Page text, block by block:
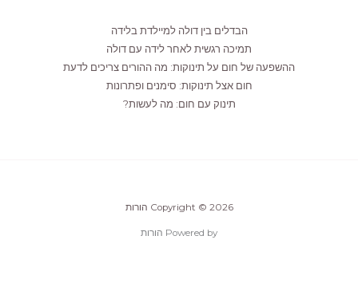
הבדלים בין דולה למיילדת בלידה
תמיכה רגשית לאחר לידה עם דולה
ההשפעה של חום על תינוקות: מה ההורים צריכים לדעת
חום אצל תינוקות: סימנים ופתרונות
תינוק עם חום: מה לעשות?
Copyright © 2026 הורות
Powered by הורות